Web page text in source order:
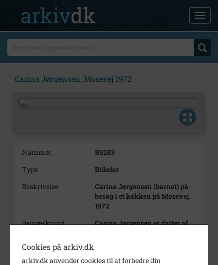
Carina Jørgensen, Mosevej 1972
Nummer
B9283
Type
Billeder
Beskrivelse
Carina Jørgensen (barnet) på
besøg i et køkken på Mosevej.
1972
Bemærkning
Carina Jørgensen er datter af
Cookies på arkiv.dk
arkiv.dk anvender cookies til at forbedre din